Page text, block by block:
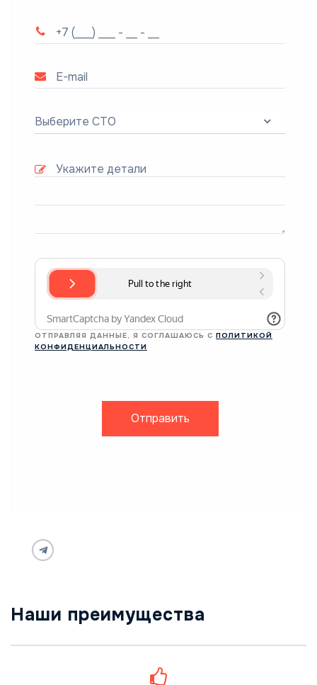
Выберите СТО
ОТПРАВЛЯЯ ДАННЫЕ, Я СОГЛАШАЮСЬ С ПОЛИТИКОЙ
КОНФИДЕНЦИАЛЬНОСТИ
Отправить
Наши преимущества